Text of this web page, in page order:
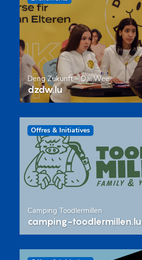
Deng Zukunft – Däi Wee
dzdw.lu
Offres & Initiatives
Camping Toodlermillen
camping-toodlermillen.lu